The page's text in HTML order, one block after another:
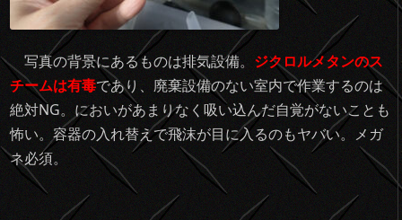
写真の背景にあるものは排気設備。 ジクロルメタンのス
チームは有毒であり、廃棄設備のない室内で作業するのは
絶対NG。においがあまりなく吸い込んだ自覚がないことも
怖い。容器の入れ替えで飛沫が目に入るのもヤバい。メガ
ネ必須。